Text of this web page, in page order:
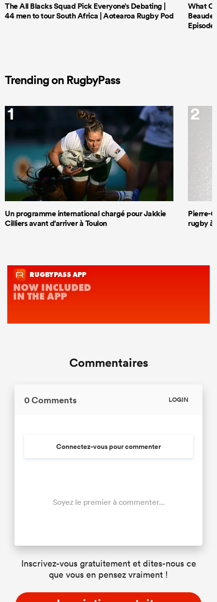
The All Blacks Squad Pick Everyone’s Debating |
44 men to tour South Africa | Aotearoa Rugby Pod
What
Episode
Trending on RugbyPass
1
Un programme international chargé pour Jakkie
Cilliers avant d'arriver à Toulon
2
Pierre-
rugby à
Commentaires
0 Comments LOGIN
Connectez-vous pour commenter
Soyez le premier à commenter...
Inscrivez-vous gratuitement et dites-nous ce
que vous en pensez vraiment !